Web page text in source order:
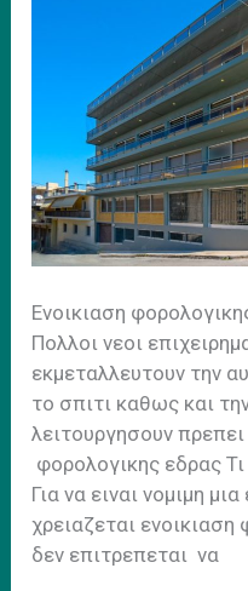
Ενοικιαση
Πολλοι νεοι
εκμεταλλευτουν την
το σπιτι καθως και
λειτουργησουν
φορολογικης εδρας
Για να ειναι νομιμη
χρειαζεται ενοικιαση
δεν επιτρεπεται να